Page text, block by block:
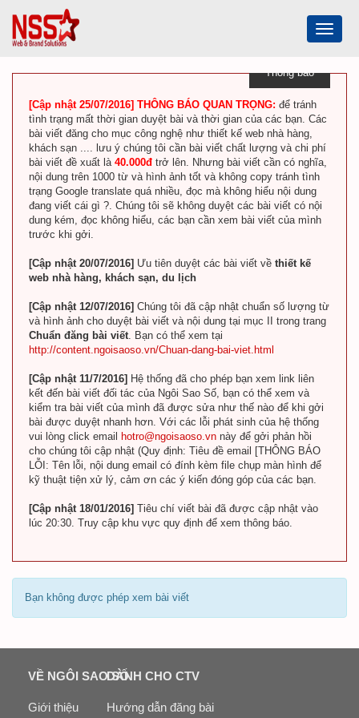
Toggle
Thông báo
[Cập nhật 25/07/2016] THÔNG BÁO QUAN TRỌNG: để tránh
tình trạng mất thời gian duyệt bài và thời gian của các bạn. Các
bài viết đăng cho mục công nghệ như thiết kế web nhà hàng,
khách sạn .... lưu ý chúng tôi cần bài viết chất lượng và chi phí
bài viết đề xuất là 40.000đ trở lên. Nhưng bài viết cần có nghĩa,
nội dung trên 1000 từ và hình ảnh tốt và không copy tránh tình
trạng Google translate quá nhiều, đọc mà không hiểu nội dung
đang viết cái gì ?. Chúng tôi sẽ không duyệt các bài viết có nội
dung kém, đọc không hiểu, các bạn cần xem bài viết của mình
trước khi gởi.
[Cập nhật 20/07/2016] Ưu tiên duyệt các bài viết về thiết kế
web nhà hàng, khách sạn, du lịch
[Cập nhật 12/07/2016] Chúng tôi đã cập nhật chuẩn số lượng từ
và hình ảnh cho duyệt bài viết và nội dung tại mục II trong trang
Chuẩn đăng bài viết. Bạn có thể xem tại
http://content.ngoisaoso.vn/Chuan-dang-bai-viet.html
[Cập nhật 11/7/2016] Hệ thống đã cho phép bạn xem link liên
kết đến bài viết đối tác của Ngôi Sao Số, bạn có thể xem và
kiểm tra bài viết của mình đã được sửa như thế nào để khi gởi
bài được duyệt nhanh hơn. Với các lỗi phát sinh của hệ thống
vui lòng click email
hotro@ngoisaoso.vn này để gởi phản hồi
cho chúng tôi cập nhật (Quy định: Tiêu đề email [THÔNG BÁO
LỖI: Tên lỗi, nội dung email có đính kèm file chụp màn hình để
kỹ thuật tiện xử lý, cảm ơn các ý kiến đóng góp của các bạn.
[Cập nhật 18/01/2016] Tiêu chí viết bài đã được cập nhật vào
lúc 20:30. Truy cập khu vực quy định để xem thông báo.
Bạn không được phép xem bài viết
VỀ NGÔI SAO SỐ
Giới thiệu
DÀNH CHO CTV
Hướng dẫn đăng bài